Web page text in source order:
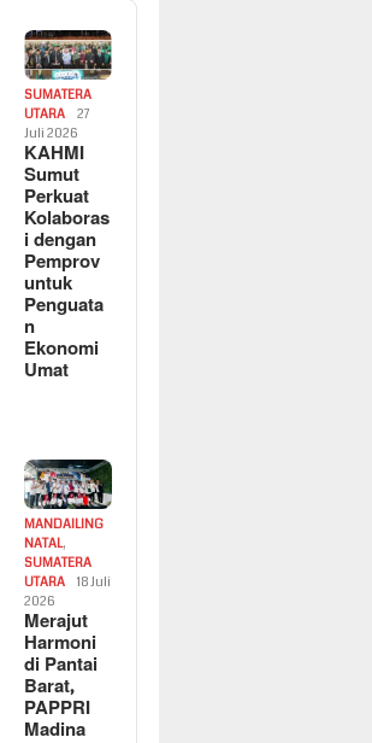
SUMATERA
UTARA
27
Juli 2026
KAHMI
Sumut
Perkuat
Kolaboras
i dengan
Pemprov
untuk
Penguata
n
Ekonomi
Umat
MANDAILING
NATAL,
SUMATERA
UTARA
18 Juli
2026
Merajut
Harmoni
di Pantai
Barat,
PAPPRI
Madina